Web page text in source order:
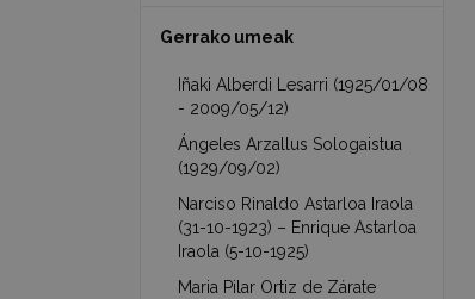
Gerrako umeak
Iñaki Alberdi Lesarri (1925/01/08
- 2009/05/12)
Ángeles Arzallus Sologaistua
(1929/09/02)
Narciso Rinaldo Astarloa Iraola
(31-10-1923) – Enrique Astarloa
Iraola (5-10-1925)
Maria Pilar Ortiz de Zárate